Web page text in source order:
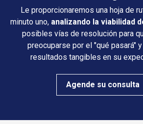
Le proporcionaremos una hoja de
minuto uno, analizando la viabilidad
posibles vías de resolución para
preocuparse por el "qué pasará"
resultados tangibles en su
Agende su consulta